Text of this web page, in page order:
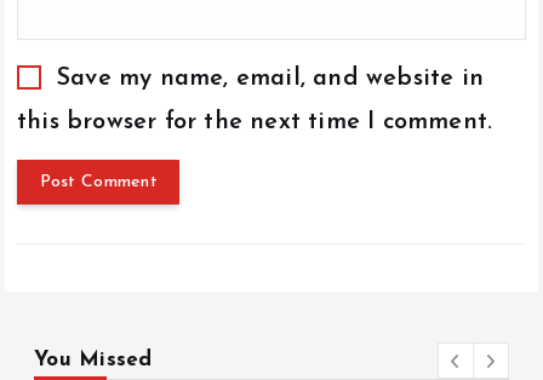
Save my name, email, and website in
this browser for the next time I comment.
You Missed